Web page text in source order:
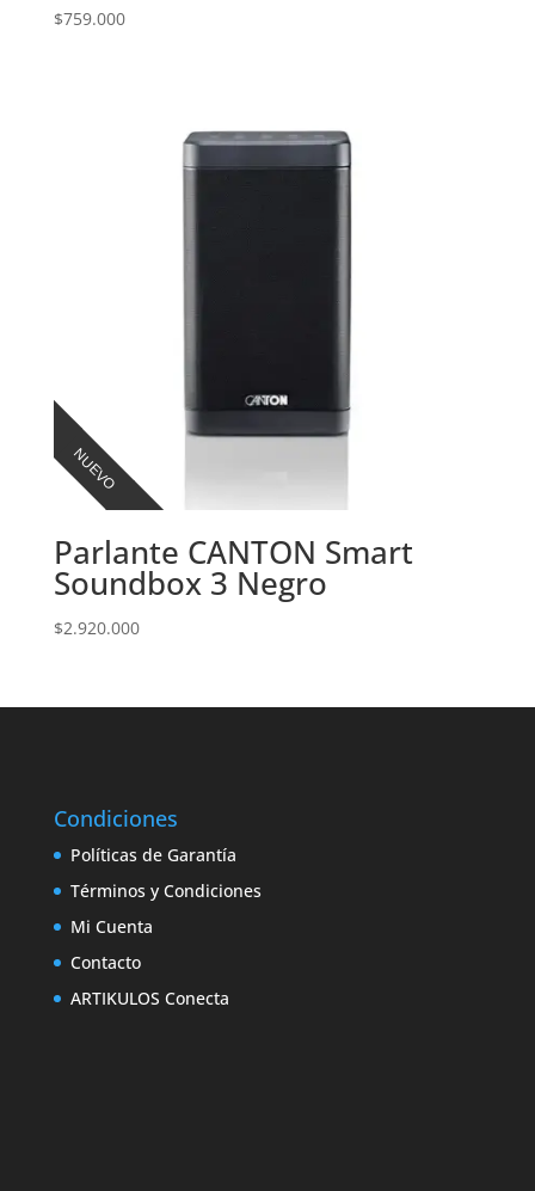
$759.000
NUEVO
Parlante CANTON Smart
Soundbox 3 Negro
$2.920.000
Condiciones
Políticas de Garantía
Términos y Condiciones
Mi Cuenta
Contacto
ARTIKULOS Conecta